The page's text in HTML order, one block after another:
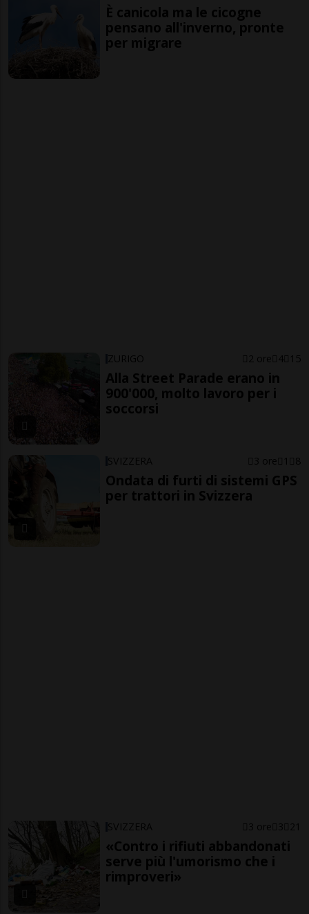
È canicola ma le cicogne
pensano all'inverno, pronte
per migrare
ZURIGO 2 ore 4 15
Alla Street Parade erano in
900'000, molto lavoro per i
soccorsi
SVIZZERA 3 ore 1 8
Ondata di furti di sistemi GPS
per trattori in Svizzera
SVIZZERA 3 ore 3 21
«Contro i rifiuti abbandonati
serve più l'umorismo che i
rimproveri»